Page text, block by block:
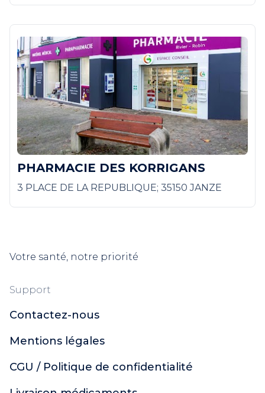
PHARMACIE DES KORRIGANS
3 PLACE DE LA REPUBLIQUE; 35150 JANZE
Votre santé, notre priorité
Support
Contactez-nous
Mentions légales
CGU / Politique de confidentialité